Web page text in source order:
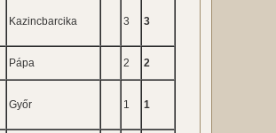
Kazincbarcika 3 3
Pápa 2 2
Győr 1 1